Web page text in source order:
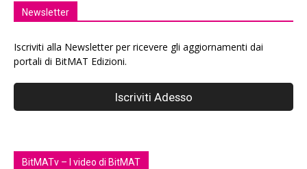
Newsletter
Iscriviti alla Newsletter per ricevere gli aggiornamenti dai
portali di BitMAT Edizioni.
BitMATv – I video di BitMAT